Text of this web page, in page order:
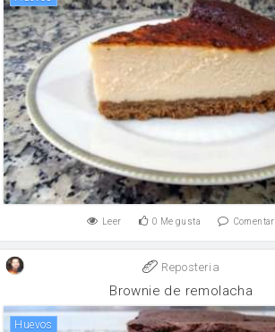
Leer 0 Me gusta Comentar
Reposteria
Brownie de remolacha
huevos